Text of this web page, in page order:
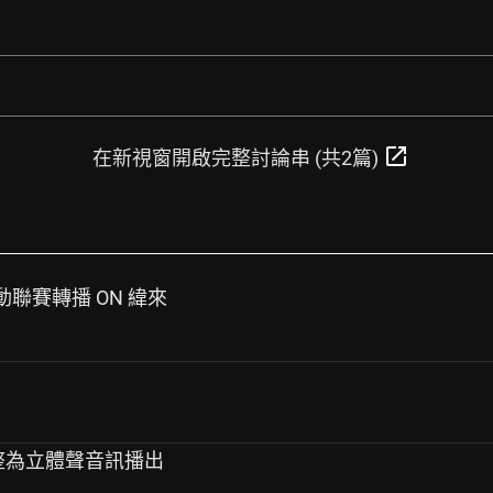
在新視窗開啟完整討論串 (共2篇) open_in_new
聯賽轉播 ON 緯來
立體聲音訊播出